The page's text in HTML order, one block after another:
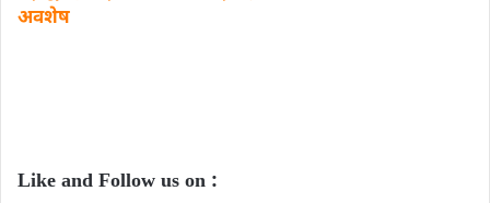
अवशेष
Like and Follow us on :